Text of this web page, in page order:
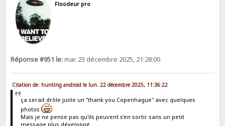
Floodeur pro
Réponse #951 le:mar. 23 décembre 2025, 21:28:00
Citation de: hunting android le lun. 22 décembre 2025, 11:36:22
ça serait drôle juste un "thank you Copenhague" avec quelques
photos
Mais je ne pense pas qu'ils peuvent s'en sortir sans un petit
message plus développé.